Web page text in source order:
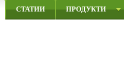
СТАТИИ ПРОДУКТИ